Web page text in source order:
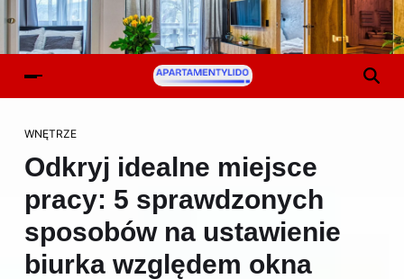
WNĘTRZE
Odkryj idealne miejsce
pracy: 5 sprawdzonych
sposobów na ustawienie
biurka względem okna